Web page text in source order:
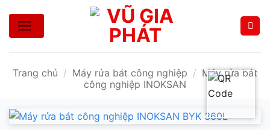
nội
Trang chủ / Máy rửa bát công nghiệp / Máy rửa bát
công nghiệp INOKSAN